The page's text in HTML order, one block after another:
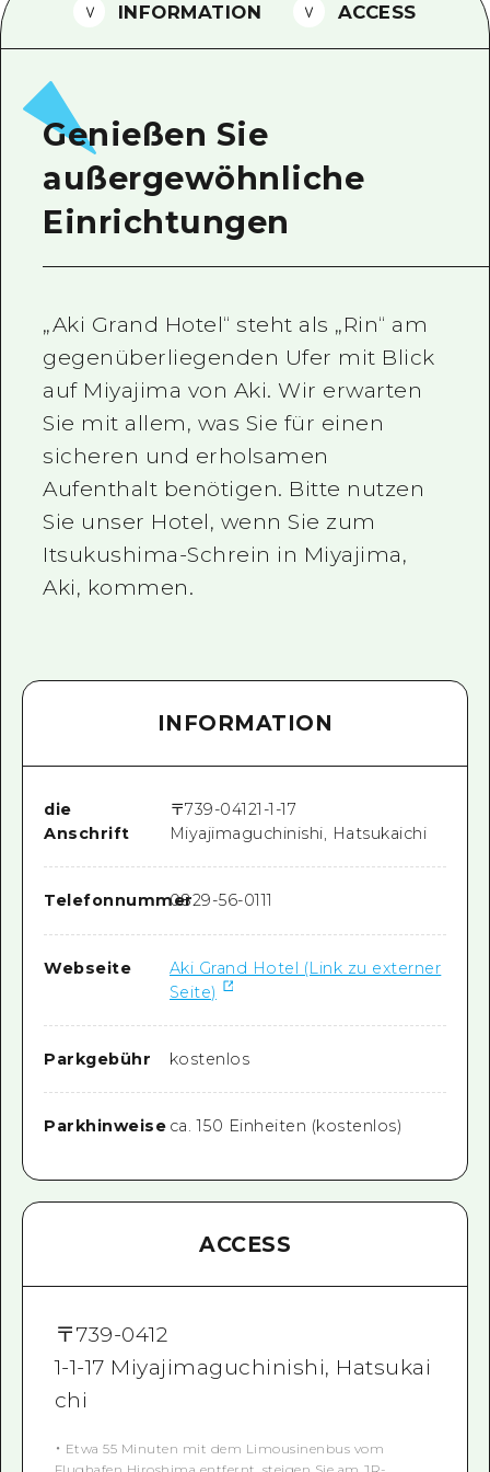
FAQs
Foto-Download
Transportinformationen bei
INFORMATION ACCESS
Genießen Sie
außergewöhnliche
Einrichtungen
„Aki Grand Hotel“ steht als „Rin“ am
gegenüberliegenden Ufer mit Blick
auf Miyajima von Aki. Wir erwarten
Sie mit allem, was Sie für einen
sicheren und erholsamen
Aufenthalt benötigen. Bitte nutzen
Sie unser Hotel, wenn Sie zum
Itsukushima-Schrein in Miyajima,
Aki, kommen.
INFORMATION
die
Anschrift
〒739-04121-1-17
Miyajimaguchinishi, Hatsukaichi
Telefonnummer0829-56-0111
Webseite
Aki Grand Hotel (Link zu externer
Seite)
Parkgebühr kostenlos
Parkhinweise ca. 150 Einheiten (kostenlos)
ACCESS
〒739-0412
1-1-17 Miyajimaguchinishi, Hatsukai
chi
・ Etwa 55 Minuten mit dem Limousinenbus vom